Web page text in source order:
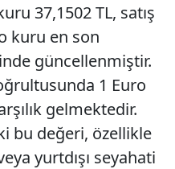
37,1502 TL, satış
kuru en son
güncellenmiştir.
1 Euro
gelmektedir.
bu değeri, özellikle
yurtdışı seyahati